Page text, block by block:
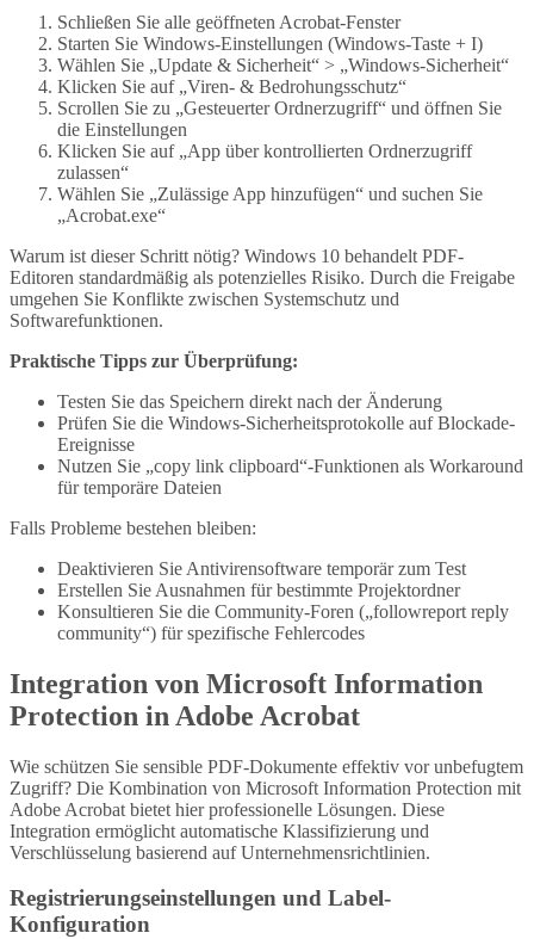
Schließen Sie alle geöffneten Acrobat-Fenster
Starten Sie Windows-Einstellungen (Windows-Taste + I)
Wählen Sie „Update & Sicherheit“ > „Windows-Sicherheit“
Klicken Sie auf „Viren- & Bedrohungsschutz“
Scrollen Sie zu „Gesteuerter Ordnerzugriff“ und öffnen Sie
die Einstellungen
Klicken Sie auf „App über kontrollierten Ordnerzugriff
zulassen“
Wählen Sie „Zulässige App hinzufügen“ und suchen Sie
„Acrobat.exe“
Warum ist dieser Schritt nötig? Windows 10 behandelt PDF-
Editoren standardmäßig als potenzielles Risiko. Durch die Freigabe
umgehen Sie Konflikte zwischen Systemschutz und
Softwarefunktionen.
Praktische Tipps zur Überprüfung:
Testen Sie das Speichern direkt nach der Änderung
Prüfen Sie die Windows-Sicherheitsprotokolle auf Blockade-
Ereignisse
Nutzen Sie „copy link clipboard“-Funktionen als Workaround
für temporäre Dateien
Falls Probleme bestehen bleiben:
Deaktivieren Sie Antivirensoftware temporär zum Test
Erstellen Sie Ausnahmen für bestimmte Projektordner
Konsultieren Sie die Community-Foren („followreport reply
community“) für spezifische Fehlercodes
Integration von Microsoft Information
Protection in Adobe Acrobat
Wie schützen Sie sensible PDF-Dokumente effektiv vor unbefugtem
Zugriff? Die Kombination von Microsoft Information Protection mit
Adobe Acrobat bietet hier professionelle Lösungen. Diese
Integration ermöglicht automatische Klassifizierung und
Verschlüsselung basierend auf Unternehmensrichtlinien.
Registrierungseinstellungen und Label-
Konfiguration